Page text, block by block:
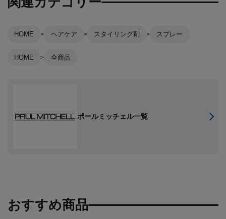
HOME ヘアケア スタイリング剤 スプレー
HOME 全商品
ポールミッチェル一覧
おすすめ商品